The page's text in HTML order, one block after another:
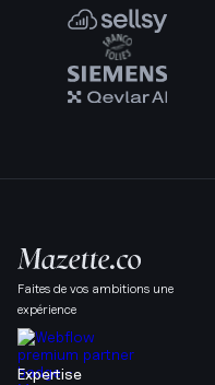
Faites de vos ambitions une
expérience
Expertise